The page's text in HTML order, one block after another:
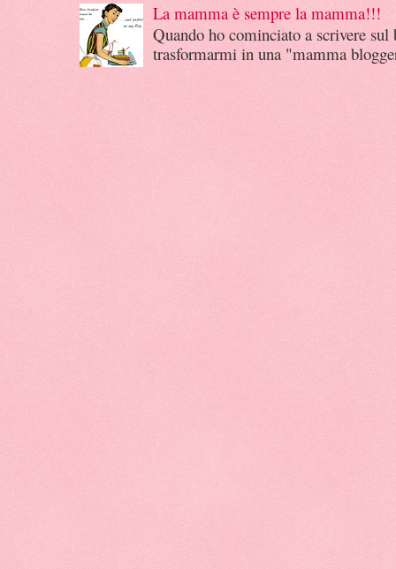
La mamma è sempre la mamma!!!
Quando ho cominciato a scrivere
trasformarmi in una "mamma